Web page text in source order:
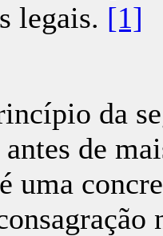
legais. [1]
da
antes de
uma